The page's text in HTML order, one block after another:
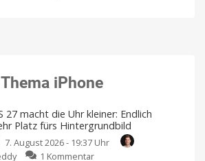
iPhone
27 macht die Uhr kleiner: Endlich
Platz fürs Hintergrundbild
7. August 2026 - 19:37 Uhr
1 Kommentarzu